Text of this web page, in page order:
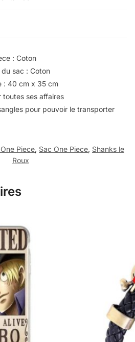
: Coton
sac : Coton
: 40 cm x 35 cm
ses affaires
pour pouvoir le transporter
Piece, Sac One Piece, Shanks le
Roux